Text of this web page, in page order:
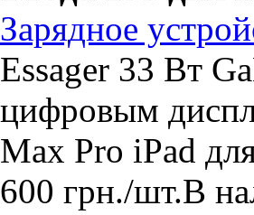
Зарядное
Essager 33 Вт
цифровым
Max Pro iPad
600 грн./шт.В